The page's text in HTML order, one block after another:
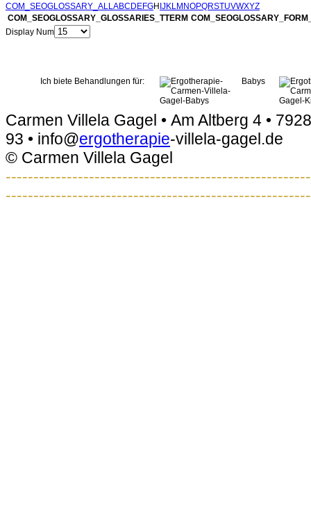
COM_SEOGLOSSARY_ALLABC D EFGH JKLM NOPQRSTUVWXYZ
COM_SEOGLOSSARY_GLOSSARIES_TTERM
Display Num
Ich biete Behandlungen für: Babys
Carmen Villela Gagel • Am Altberg 4 •
93 • info@ergotherapie-villela-gagel.de
© Carmen Villela Gagel